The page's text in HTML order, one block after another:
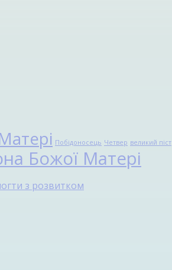
Побідоносець Четвер великий піст
Божої Матері
з розвитком